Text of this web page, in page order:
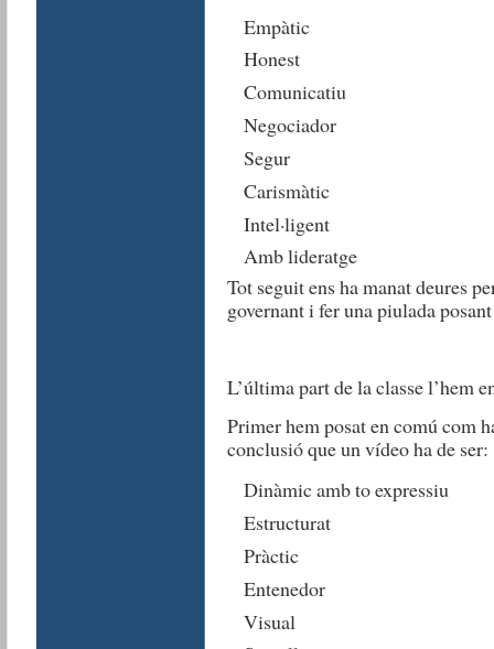
Empàtic
Honest
Comunicatiu
Negociador
Segur
Carismàtic
Intel·ligent
Amb lideratge
Tot seguit ens ha manat deures
governant i fer una piulada
L’última part de la classe l’hem
Primer hem posat en comú com
conclusió que un vídeo ha de ser:
Dinàmic amb to expressiu
Estructurat
Pràctic
Entenedor
Visual